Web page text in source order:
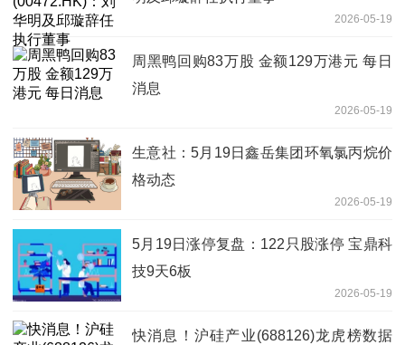
2026-05-19
周黑鸭回购83万股 金额129万港元 每日
消息
2026-05-19
生意社：5月19日鑫岳集团环氧氯丙烷价
格动态
2026-05-19
5月19日涨停复盘：122只股涨停 宝鼎科
技9天6板
2026-05-19
快消息！沪硅产业(688126)龙虎榜数据